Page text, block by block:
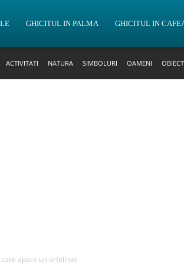
GHICITUL IN PALMA GHICITUL IN
ACTIVITATI NATURA SIMBOLURI OAMENI
apare un orfelinat